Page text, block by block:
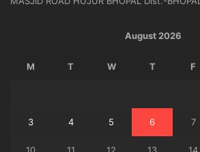
August 2026
M T W T F
3 4 5 6 7
10 11 12 13 14